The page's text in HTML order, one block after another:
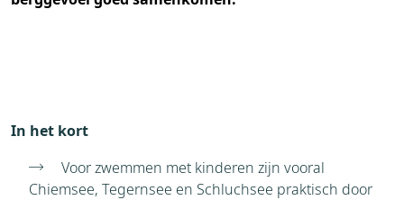
In het kort
Voor zwemmen met kinderen zijn vooral
Chiemsee, Tegernsee en Schluchsee praktisch door